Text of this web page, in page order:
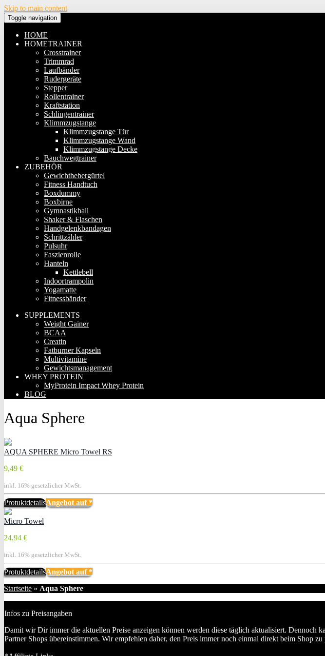
Skip to main content
Toggle navigation
HOME
HOMETRAINER
Crosstrainer
Trimmrad
Laufbänder
Rudergeräte
Stepper
Rollentrainer
Kraftstation
Schlingentrainer
Klimmzugstange
Klimmzugstange Tür
Klimmzugstange Wand
Klimmzugstange Decke
Bauchwegtrainer
ZUBEHÖR
Gewichthebergürtel
Fitness Handtuch
Boxdummy
Boxbirne
Gymnastikball
Shaker & Flaschen
Handgelenkbandagen
Schrittzähler
Pulsuhr
Faszienrolle
Hanteln
Kettlebell
Indoortrampolin
Yogamatte
Fitnessbänder
SUPPLEMENTS
Weight Gainer
BCAA
Creatin
Fatburner Kapseln
Multivitamine
Gewichtsmanagement
WHEY PROTEIN
MyProtein Impact Whey Protein
BLOG
Aqua Sphere
AQUA SPHERE Micro Towel RS
9,49 €
inkl. 16% gesetzlicher MwSt.
ProtuktdetailsAngebot auf *
Micro Towel
24,94 €
inkl. 16% gesetzlicher MwSt.
ProtuktdetailsAngebot auf *
Startseite » Aqua Sphere
Infos zu Preisangaben
Damit wir Dir immer die aktuellen Preise anzeigen können werden diese täglich aktualisiert. Dennoch
Partner Shops übereinstimmen. Wir empfehlen daher, den Preis immer noch einmal direkt beim Shop